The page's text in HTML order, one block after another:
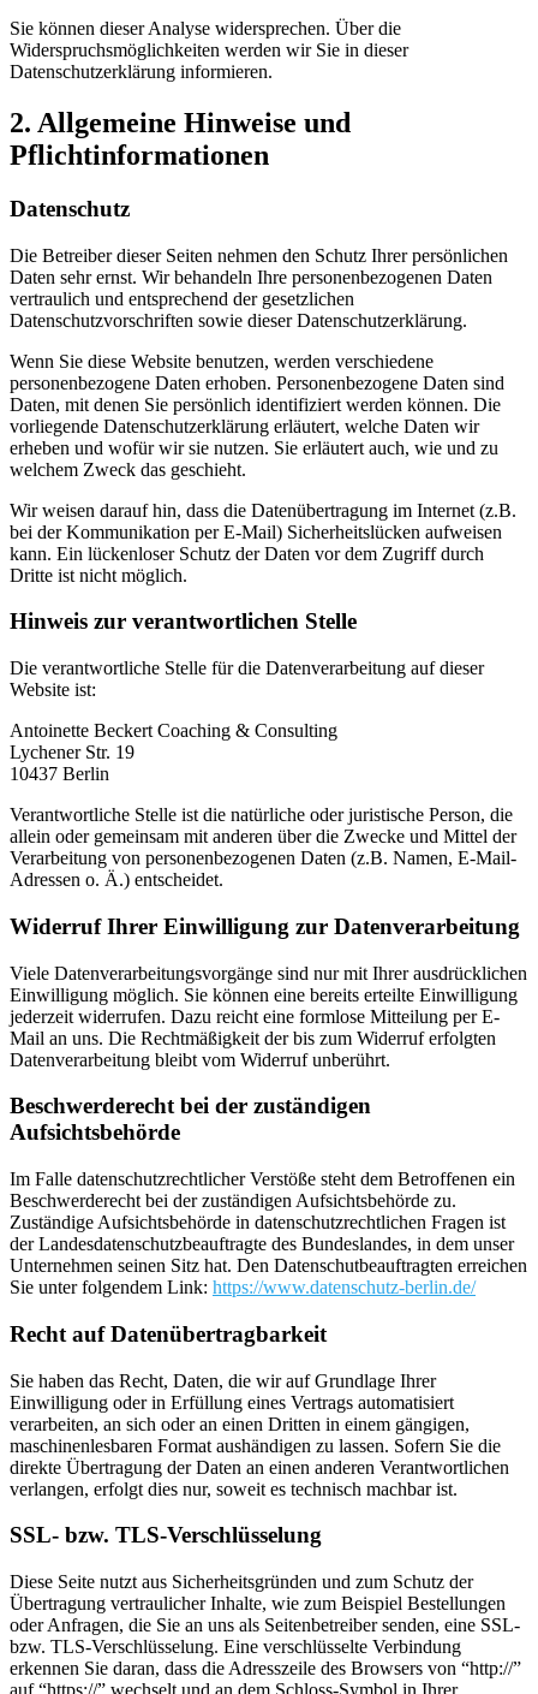
Sie können dieser Analyse widersprechen. Über die
Widerspruchsmöglichkeiten werden wir Sie in dieser
Datenschutzerklärung informieren.
2. Allgemeine Hinweise und
Pflichtinformationen
Datenschutz
Die Betreiber dieser Seiten nehmen den Schutz Ihrer persönlichen
Daten sehr ernst. Wir behandeln Ihre personenbezogenen Daten
vertraulich und entsprechend der gesetzlichen
Datenschutzvorschriften sowie dieser Datenschutzerklärung.
Wenn Sie diese Website benutzen, werden verschiedene
personenbezogene Daten erhoben. Personenbezogene Daten sind
Daten, mit denen Sie persönlich identifiziert werden können. Die
vorliegende Datenschutzerklärung erläutert, welche Daten wir
erheben und wofür wir sie nutzen. Sie erläutert auch, wie und zu
welchem Zweck das geschieht.
Wir weisen darauf hin, dass die Datenübertragung im Internet (z.B.
bei der Kommunikation per E-Mail) Sicherheitslücken aufweisen
kann. Ein lückenloser Schutz der Daten vor dem Zugriff durch
Dritte ist nicht möglich.
Hinweis zur verantwortlichen Stelle
Die verantwortliche Stelle für die Datenverarbeitung auf dieser
Website ist:
Antoinette Beckert Coaching & Consulting
Lychener Str. 19
10437 Berlin
Verantwortliche Stelle ist die natürliche oder juristische Person, die
allein oder gemeinsam mit anderen über die Zwecke und Mittel der
Verarbeitung von personenbezogenen Daten (z.B. Namen, E-Mail-
Adressen o. Ä.) entscheidet.
Widerruf Ihrer Einwilligung zur Datenverarbeitung
Viele Datenverarbeitungsvorgänge sind nur mit Ihrer ausdrücklichen
Einwilligung möglich. Sie können eine bereits erteilte Einwilligung
jederzeit widerrufen. Dazu reicht eine formlose Mitteilung per E-
Mail an uns. Die Rechtmäßigkeit der bis zum Widerruf erfolgten
Datenverarbeitung bleibt vom Widerruf unberührt.
Beschwerderecht bei der zuständigen
Aufsichtsbehörde
Im Falle datenschutzrechtlicher Verstöße steht dem Betroffenen ein
Beschwerderecht bei der zuständigen Aufsichtsbehörde zu.
Zuständige Aufsichtsbehörde in datenschutzrechtlichen Fragen ist
der Landesdatenschutzbeauftragte des Bundeslandes, in dem unser
Unternehmen seinen Sitz hat. Den Datenschutbeauftragten erreichen
Sie unter folgendem Link: https://www.datenschutz-berlin.de/
Recht auf Datenübertragbarkeit
Sie haben das Recht, Daten, die wir auf Grundlage Ihrer
Einwilligung oder in Erfüllung eines Vertrags automatisiert
verarbeiten, an sich oder an einen Dritten in einem gängigen,
maschinenlesbaren Format aushändigen zu lassen. Sofern Sie die
direkte Übertragung der Daten an einen anderen Verantwortlichen
verlangen, erfolgt dies nur, soweit es technisch machbar ist.
SSL- bzw. TLS-Verschlüsselung
Diese Seite nutzt aus Sicherheitsgründen und zum Schutz der
Übertragung vertraulicher Inhalte, wie zum Beispiel Bestellungen
oder Anfragen, die Sie an uns als Seitenbetreiber senden, eine SSL-
bzw. TLS-Verschlüsselung. Eine verschlüsselte Verbindung
erkennen Sie daran, dass die Adresszeile des Browsers von “http://”
auf “https://” wechselt und an dem Schloss-Symbol in Ihrer